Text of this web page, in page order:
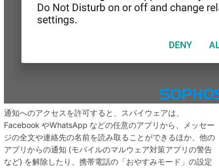
通知へのアクセスを許可すると、スパイウェアは、
Facebook やWhatsApp などの任意のアプリから、メッセー
ジの全文や連絡先の名前を読み取ることができるほか、他の
アプリからの通知 (モバイルのマルウェア対策アプリの警告
など) を解除したり、携帯電話の「おやすみモード」の設定